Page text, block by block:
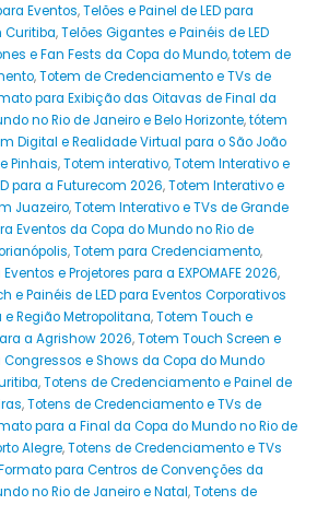
Eventos,Telões e Painel de LED para
Curitiba,Telões Gigantes e Painéis de LED
e Fan Fests da Copa do Mundo,totem de
,Totem de Credenciamento e TVs de
para Exibição das Oitavas de Final da
no Rio de Janeiro e Belo Horizonte,tótem
Digital e Realidade Virtual para o São João
Pinhais,Totem interativo,Totem Interativo e
para a Futurecom 2026,Totem Interativo e
Juazeiro,Totem Interativo e TVs de Grande
Eventos da Copa do Mundo no Rio de
,Totem para Credenciamento,
e Projetores para a EXPOMAFE 2026,
e Painéis de LED para Eventos Corporativos
Região Metropolitana,Totem Touch e
a Agrishow 2026,Totem Touch Screen e
Congressos e Shows da Copa do Mundo
,Totens de Credenciamento e Painel de
,Totens de Credenciamento e TVs de
para a Final da Copa do Mundo no Rio de
Alegre,Totens de Credenciamento e TVs
para Centros de Convenções da
no Rio de Janeiro e Natal,Totens de